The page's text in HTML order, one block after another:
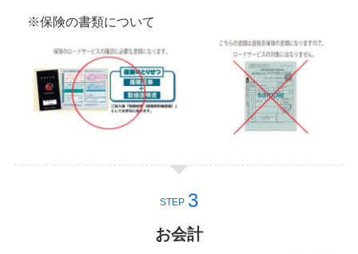
※保険の書類について
STEP
お会計